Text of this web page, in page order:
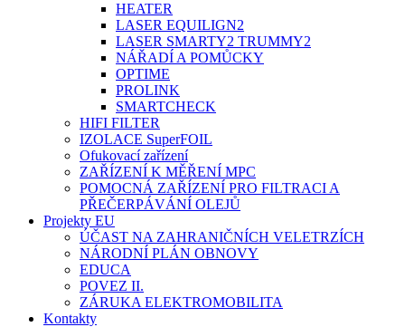
HEATER
LASER EQUILIGN2
LASER SMARTY2 TRUMMY2
NÁŘADÍ A POMŮCKY
OPTIME
PROLINK
SMARTCHECK
HIFI FILTER
IZOLACE SuperFOIL
Ofukovací zařízení
ZAŘÍZENÍ K MĚŘENÍ MPC
POMOCNÁ ZAŘÍZENÍ PRO FILTRACI A
PŘEČERPÁVÁNÍ OLEJŮ
Projekty EU
ÚČAST NA ZAHRANIČNÍCH VELETRZÍCH
NÁRODNÍ PLÁN OBNOVY
EDUCA
POVEZ II.
ZÁRUKA ELEKTROMOBILITA
Kontakty